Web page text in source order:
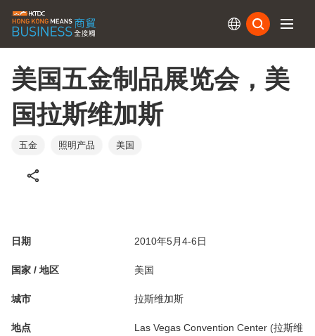
美国五金制品展览会，美
国拉斯维加斯
五金 照明产品 美国
日期 2010年5月4-6日
国家 / 地区 美国
城市 拉斯维加斯
地点
Las Vegas Convention Center (拉斯维